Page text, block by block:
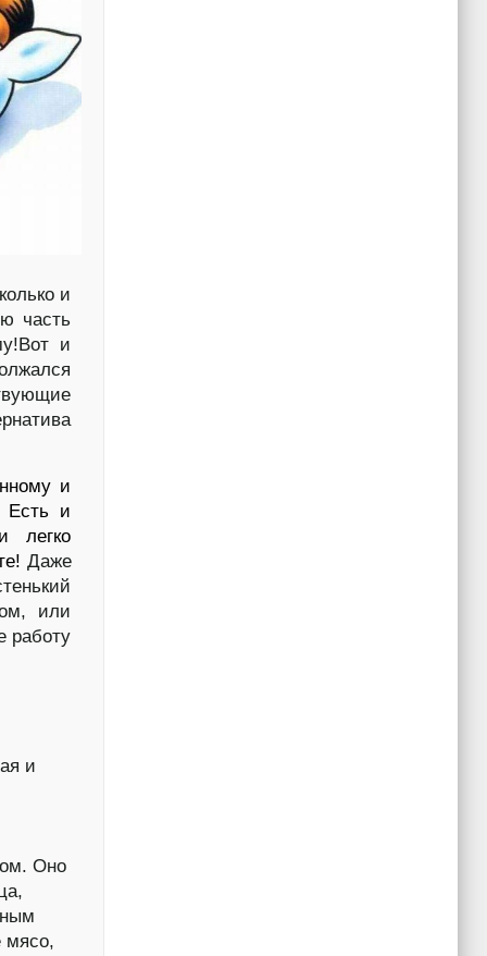
и
часть
и
и
Есть и
легко
Даже
или
работу
и
Оно
мясо,